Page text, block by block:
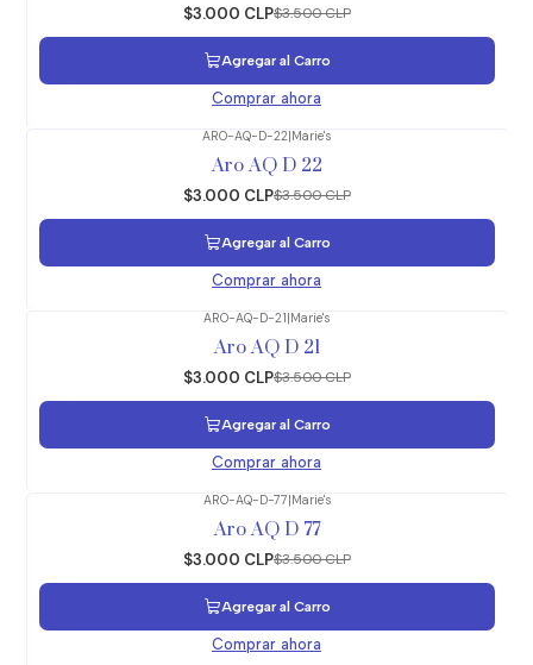
$3.000 CLP$3.500 CLP
Agregar al Carro
Comprar ahora
ARO-AQ-D-22 Marie's
Aro AQ D 22
$3.000 CLP$3.500 CLP
Agregar al Carro
Comprar ahora
ARO-AQ-D-21 Marie's
Aro AQ D 21
$3.000 CLP$3.500 CLP
Agregar al Carro
Comprar ahora
ARO-AQ-D-77 Marie's
Aro AQ D 77
$3.000 CLP$3.500 CLP
Agregar al Carro
Comprar ahora